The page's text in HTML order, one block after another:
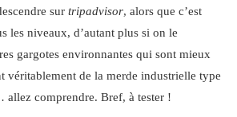
sur tripadvisor, alors que c’est
les niveaux, d’autant plus si on le
gargotes environnantes qui sont mieux
véritablement de la merde industrielle type
comprendre. Bref, à tester !